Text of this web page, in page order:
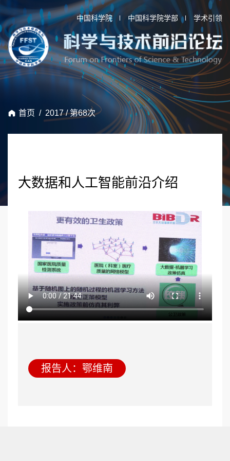
中国科学院 中国科学院学部 学术引领
首页 / 2017/第68次
大数据和人工智能前沿介绍
报告人：鄂维南